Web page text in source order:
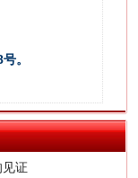
。
证